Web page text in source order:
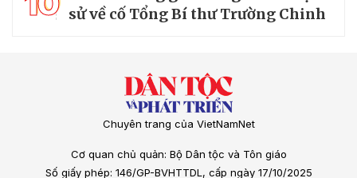
sử về cố Tổng Bí thư Trường Chinh
Chuyên trang của VietNamNet
Cơ quan chủ quản: Bộ Dân tộc và Tôn giáo
Số giấy phép: 146/GP-BVHTTDL, cấp ngày 17/10/2025